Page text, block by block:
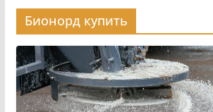
Бионорд купить